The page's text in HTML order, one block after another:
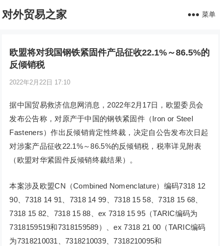
对外贸易之家 菜单
欧盟将对我国钢铁紧固件产品征收22.1%～86.5%的
反倾销税
2022年2月22日 17:10
据中国贸易救济信息网消息，2022年2月17日，欧盟委员会
发布公告称，对原产于中国的钢铁紧固件（Iron or Steel
Fasteners）作出反倾销肯定性终裁，决定自公告发布次日起
对涉案产品征收22.1%～86.5%的反倾销税，税率详见附表
（欧盟对华紧固件反倾销终裁结果）。
本案涉及欧盟CN（Combined Nomenclature）编码7318 12
90、7318 14 91、7318 14 99、7318 15 58、7318 15 68、
7318 15 82、7318 15 88、ex 7318 15 95（TARIC编码为
7318159519和7318159589）、ex 7318 21 00（TARIC编码
为7318210031、7318210039、7318210095和